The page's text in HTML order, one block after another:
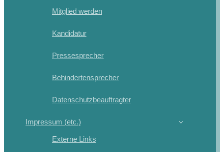
Mitglied werden
Kandidatur
Pressesprecher
Behindertensprecher
Datenschutzbeauftragter
Impressum (etc.)
Externe Links